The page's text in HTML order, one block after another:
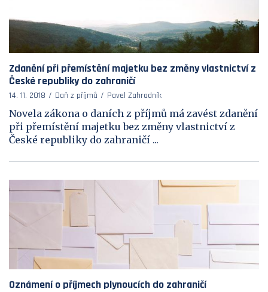
Zdanění při přemístění majetku bez změny vlastnictví z
České republiky do zahraničí
14. 11. 2018 Daň z příjmů Pavel Zahradník
Novela zákona o daních z příjmů má zavést zdanění
při přemístění majetku bez změny vlastnictví z
České republiky do zahraničí ...
Oznámení o příjmech plynoucích do zahraničí